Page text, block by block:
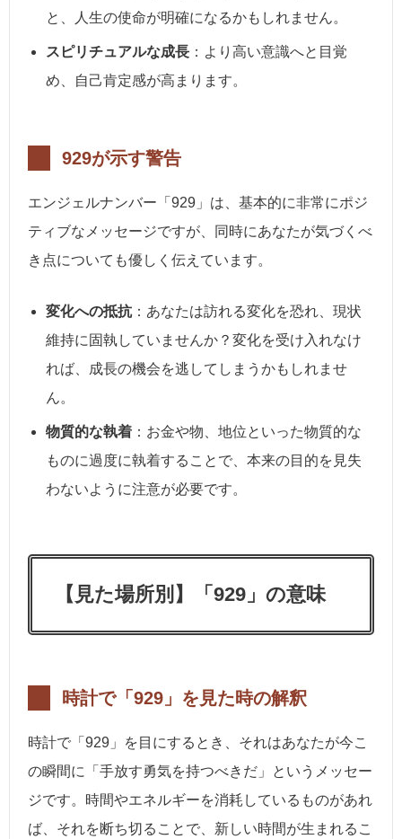
と、人生の使命が明確になるかもしれません。
スピリチュアルな成長 ：より高い意識へと目覚
め、自己肯定感が高まります。
929が示す警告
エンジェルナンバー「929」は、基本的に非常にポジ
ティブなメッセージですが、同時にあなたが気づくべ
き点についても優しく伝えています。
変化への抵抗：あなたは訪れる変化を恐れ、現状
維持に固執していませんか？変化を受け入れなけ
れば、成長の機会を逃してしまうかもしれませ
ん。
物質的な執着 ：お金や物、地位といった物質的な
ものに過度に執着することで、本来の目的を見失
わないように注意が必要です。
【見た場所別】「929」の意味
時計で「929」を見た時の解釈
時計で「929」を目にするとき、それはあなたが今こ
の瞬間に「手放す勇気を持つべきだ」というメッセー
ジです。時間やエネルギーを消耗しているものがあれ
ば、それを断ち切ることで、新しい時間が生まれるこ